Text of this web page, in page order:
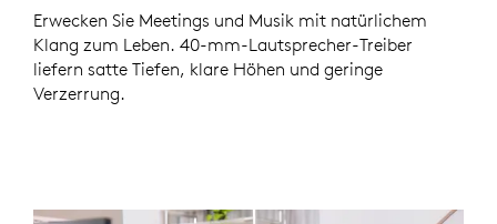
Erwecken Sie Meetings und Musik mit natürlichem
Klang zum Leben. 40-mm-Lautsprecher-Treiber
liefern satte Tiefen, klare Höhen und geringe
Verzerrung.